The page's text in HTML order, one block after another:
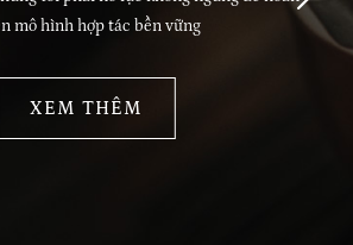
Đó là lý do chúng tôi cố gắng để có được
kết trong mọi khâu sản xuất